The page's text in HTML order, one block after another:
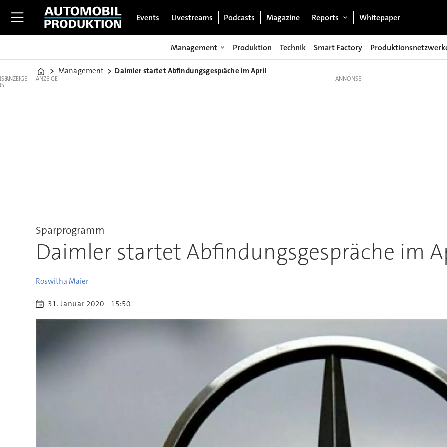
Events Livestreams Podcasts Magazine Reports Whitepaper
Management Produktion Technik Smart Factory
Home
Management Daimler startet Abfindungsgespräche im April
ANZEIGE ANZEIGE
Sparprogramm
Daimler startet Abfindungsgespräche im
Roswitha Maier
31. Januar 2020 - 15:50